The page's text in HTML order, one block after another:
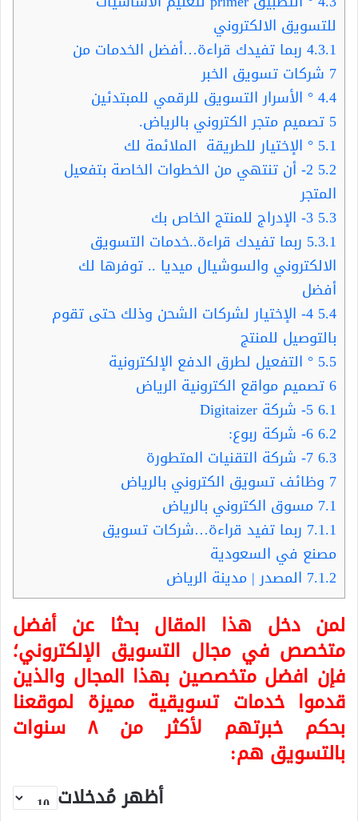
للتسويق الالكتروني
4.3.1 ربما تفيدك قراءة…أفضل الخدمات من
7 شركات تسويق الخبر
4.4° الأسرار التسويق للرقمي للمبتدئين
5 تصميم متجر الكتروني بالرياض.
5.1 ° الإختيار للطريقة الملائمة لك
5.2 2- أن تنتهي من الخطوات الخاصة بتفعيل
المتجر
5.3
5.3.1 ربما تفيدك قراءة..خدمات التسويق
الالكتروني والسوشيال ميديا .. توفرها لك
أفضل
5.4 4- الإختيار لشركات الشحن وذلك حتى تقوم
بالتوصيل للمنتج
5.5 ° التفعيل لطرق الدفع الإلكترونية
6تصميم مواقع الكترونية الرياض
6.1
6.2
6.3
7 وظائف تسويق الكتروني بالرياض
7.1 مسوق الكتروني بالرياض
7.1.1 ربما تفيد قراءة…شركات تسويق
مصنع في السعودية
7.1.2 المصدر | مدينة الرياض
لمن دخل هذا المقال بحثا عن أفضل
متخصص في مجال التسويق الإلكتروني؛
فإن افضل متخصصين بهذا المجال والذين
قدموا خدمات تسويقية مميزة لموقعنا
بحكم خبرتهم لأكثر من ٨ سنوات
بالتسويق هم:
أظهر مُدخلات